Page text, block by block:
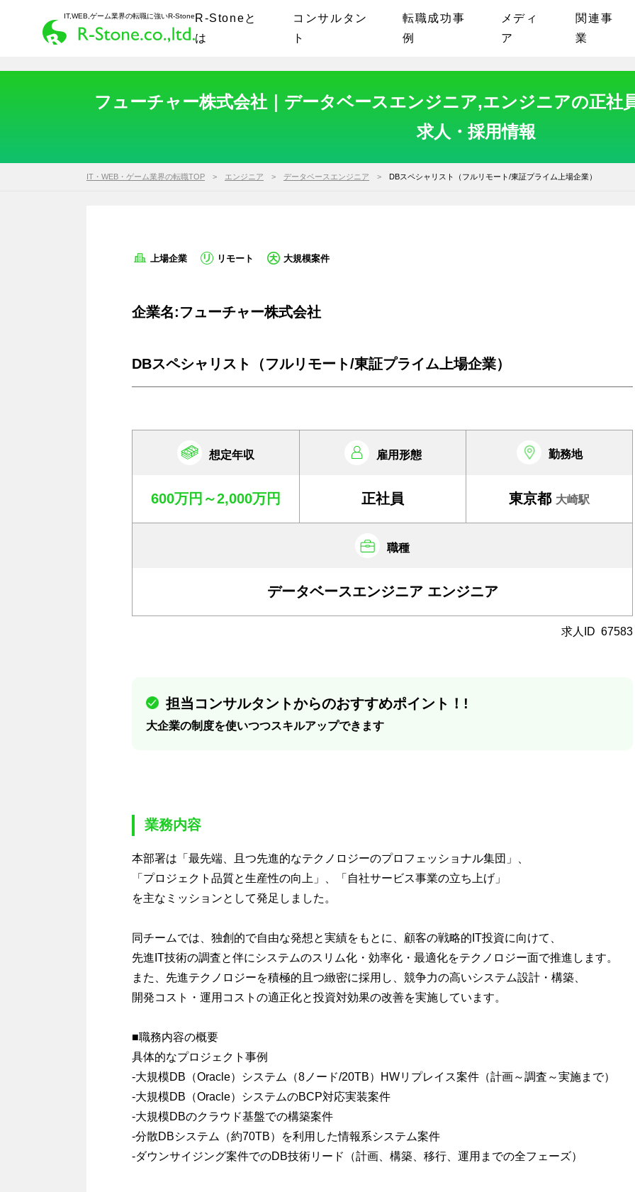
IT,WEB,ゲーム業界の転職に強いR-Stone R-Stoneと
は
コンサルタン
ト
転職成功事
例
メディ
ア
関連事
業
フューチャー株式会社｜データベースエンジニア,エンジニアの正社
求人・採用情報
IT・WEB・ゲーム業界の転職TOP エンジニア データベースエンジニア DBスペシャリスト（フルリモート/東証プライム上場企業）
上場企業 リモート 大規模案件
企業名:フューチャー株式会社
DBスペシャリスト（フルリモート/東証プライム上場企業）
想定年収 雇用形態 勤務地
600万円～2,000万円 正社員 東京都 大崎駅
職種
データベースエンジニア エンジニア
求人ID 67583
担当コンサルタントからのおすすめポイント！!
大企業の制度を使いつつスキルアップできます
業務内容
本部署は「最先端、且つ先進的なテクノロジーのプロフェッショナル集団」、
「プロジェクト品質と生産性の向上」、「自社サービス事業の立ち上げ」
を主なミッションとして発足しました。
同チームでは、独創的で自由な発想と実績をもとに、顧客の戦略的IT投資に向けて、
先進IT技術の調査と伴にシステムのスリム化・効率化・最適化をテクノロジー面で推進します。
また、先進テクノロジーを積極的且つ緻密に採用し、競争力の高いシステム設計・構築、
開発コスト・運用コストの適正化と投資対効果の改善を実施しています。
■職務内容の概要
具体的なプロジェクト事例
-大規模DB（Oracle）システム（8ノード/20TB）HWリプレイス案件（計画～調査～実施まで）
-大規模DB（Oracle）システムのBCP対応実装案件
-大規模DBのクラウド基盤での構築案件
-分散DBシステム（約70TB）を利用した情報系システム案件
-ダウンサイジング案件でのDB技術リード（計画、構築、移行、運用までの全フェーズ）